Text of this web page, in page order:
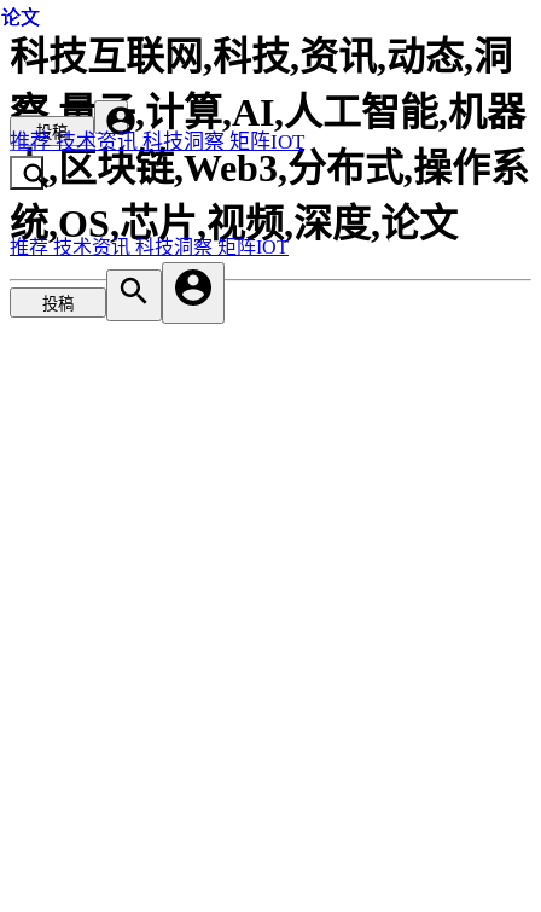
科技互联网,科技,资讯,动态,洞
察,量子,计算,AI,人工智能,机器
人,区块链,Web3,分布式,操作系
统,OS,芯片,视频,深度,论文
投稿
推荐技术资讯科技洞察 矩阵IOT
推荐技术资讯科技洞察矩阵IOT
投稿
论文
论文
论文